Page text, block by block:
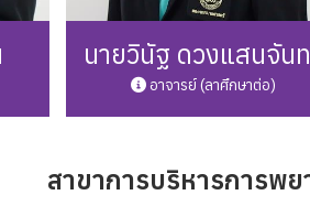
นายวินัฐ ดวงแสนจัน
อาจารย์ (ลาศึกษาต่อ)
Phone: -
สาขาการบริหารการพย